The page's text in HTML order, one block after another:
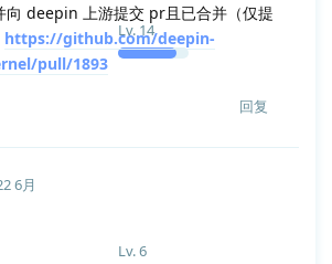
Lv. 14
向 deepin 上游提交 pr且已合并（仅提
https://github.com/deepin-
pull/1893
回复
Lv.6
6月